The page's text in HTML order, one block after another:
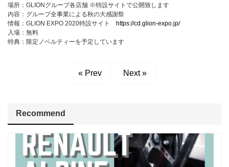
場所： GLIONグループ各店舗 ※特設サイトで公開致します
内容：グループ全事業による秋の大感謝祭
情報： GLION EXPO 2020特設サイト https://cd.glion-expo.jp/
入場：無料
特典：限定ノベルティーを予定しています
« Prev Next »
Recommend